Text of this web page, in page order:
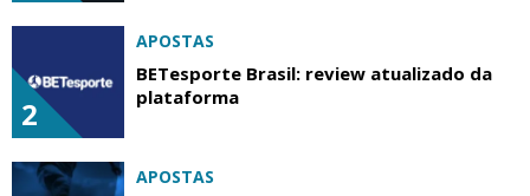
2
APOSTAS
BETesporte Brasil: review atualizado da
plataforma
APOSTAS